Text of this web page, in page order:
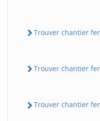
Trouver chantier
Trouver chantier
Trouver chantier